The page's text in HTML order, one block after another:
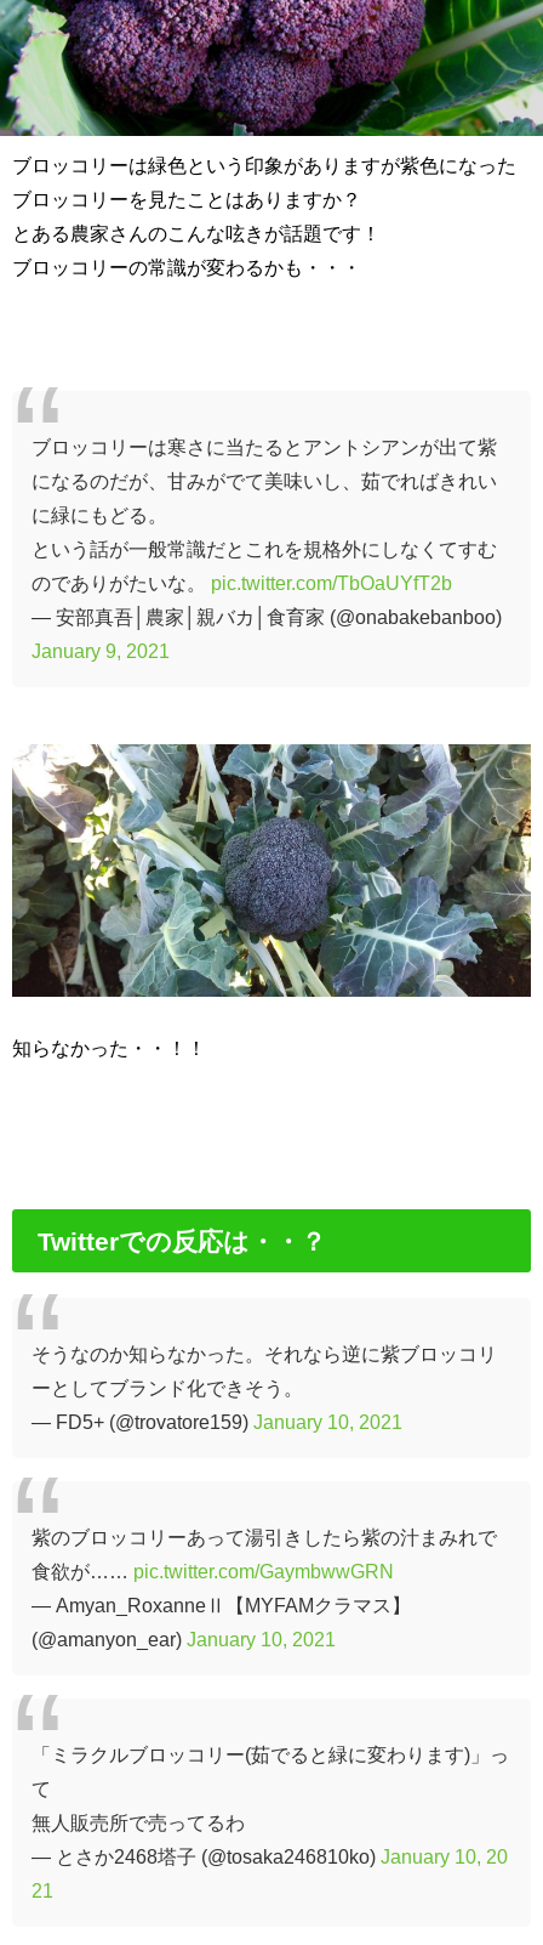
ブロッコリーは緑色という印象がありますが紫色になった
ブロッコリーを見たことはありますか？
とある農家さんのこんな呟きが話題です！
ブロッコリーの常識が変わるかも・・・
ブロッコリーは寒さに当たるとアントシアンが出て紫
になるのだが、甘みがでて美味いし、茹でればきれい
に緑にもどる。
という話が一般常識だとこれを規格外にしなくてすむ
のでありがたいな。 pic.twitter.com/TbOaUYfT2b
— 安部真吾│農家│親バカ│食育家 (@onabakebanboo)
January 9, 2021
知らなかった・・！！
Twitterでの反応は・・？
そうなのか知らなかった。それなら逆に紫ブロッコリ
ーとしてブランド化できそう。
— FD5+ (@trovatore159) January 10, 2021
紫のブロッコリーあって湯引きしたら紫の汁まみれで
食欲が…… pic.twitter.com/GaymbwwGRN
— Amyan_RoxanneⅡ【MYFAMクラマス】
(@amanyon_ear) January 10, 2021
「ミラクルブロッコリー(茹でると緑に変わります)」っ
て
無人販売所で売ってるわ
— とさか2468塔子 (@tosaka246810ko) January 10, 20
21